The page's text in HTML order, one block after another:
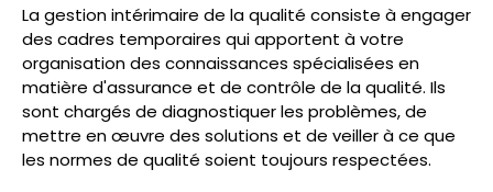
La gestion intérimaire de la qualité consiste à engager
des cadres temporaires qui apportent à votre
organisation des connaissances spécialisées en
matière d'assurance et de contrôle de la qualité. Ils
sont chargés de diagnostiquer les problèmes, de
mettre en œuvre des solutions et de veiller à ce que
les normes de qualité soient toujours respectées.